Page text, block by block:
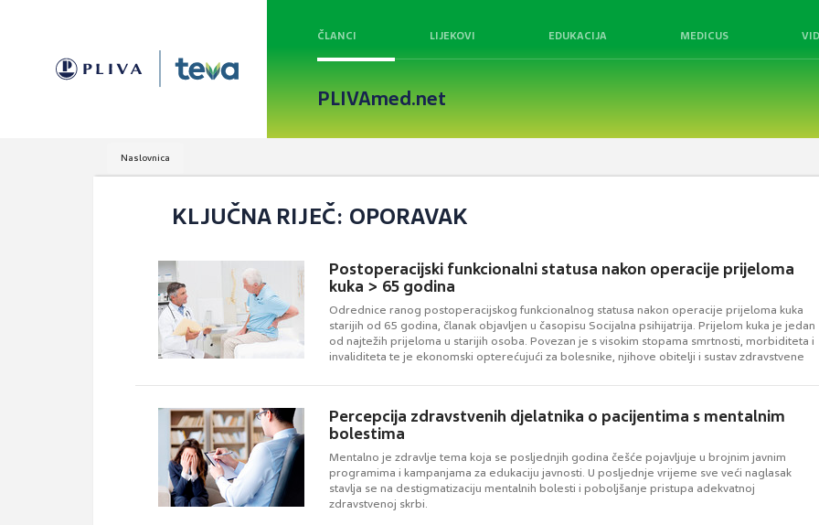
ČLANCI LIJEKOVI EDUKACIJA MEDICUS
PLIVAmed.net
Naslovnica
KLJUČNA RIJEČ: OPORAVAK
Postoperacijski funkcionalni statusa nakon operacije prijeloma
kuka > 65 godina
Odrednice ranog postoperacijskog funkcionalnog statusa nakon operacije prijeloma kuka
starijih od 65 godina, članak objavljen u časopisu Socijalna psihijatrija. Prijelom kuka je jedan
od najtežih prijeloma u starijih osoba. Povezan je s visokim stopama smrtnosti, morbiditeta i
invaliditeta te je ekonomski opterećujući za bolesnike, njihove obitelji i sustav zdravstvene
Percepcija zdravstvenih djelatnika o pacijentima s mentalnim
bolestima
Mentalno je zdravlje tema koja se posljednjih godina češće pojavljuje u brojnim javnim
programima i kampanjama za edukaciju javnosti. U posljednje vrijeme sve veći naglasak
stavlja se na destigmatizaciju mentalnih bolesti i poboljšanje pristupa adekvatnoj
zdravstvenoj skrbi.